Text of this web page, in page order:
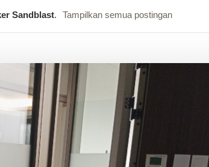
Sandblast. Tampilkan semua postingan